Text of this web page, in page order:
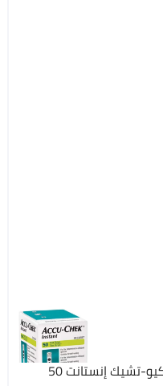
أكيو تشك قياس السكر أكيو-تشيك إنستانت 50